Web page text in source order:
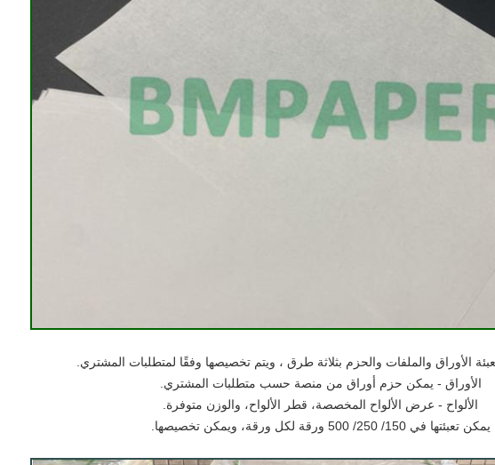
الأوراق والملفات والحزم بثلاثة طرق ، ويتم تخصيصها وفقًا لمتطلبات المشتري.
الأوراق - يمكن حزم أوراق من منصة حسب متطلبات المشتري.
الألواح - عرض الألواح المخصصة، قطر الألواح، والوزن متوفرة.
يمكن تعبئتها في 150/ 250/ 500 ورقة لكل ورقة، ويمكن تخصيصها.